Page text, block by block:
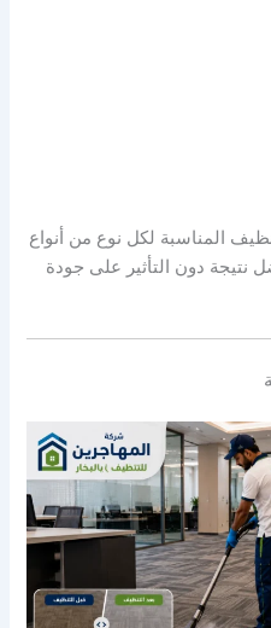
المناسبة لكل نوع من أنواع
دون التأثير على جودة